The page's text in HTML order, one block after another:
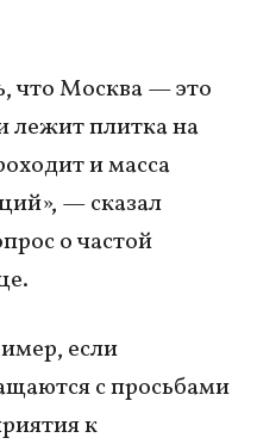
что Москва — это
лежит плитка на
и масса
— сказал
о частой
если
с просьбами
к